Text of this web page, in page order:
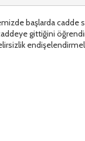
başlarda cadde
gittiğini